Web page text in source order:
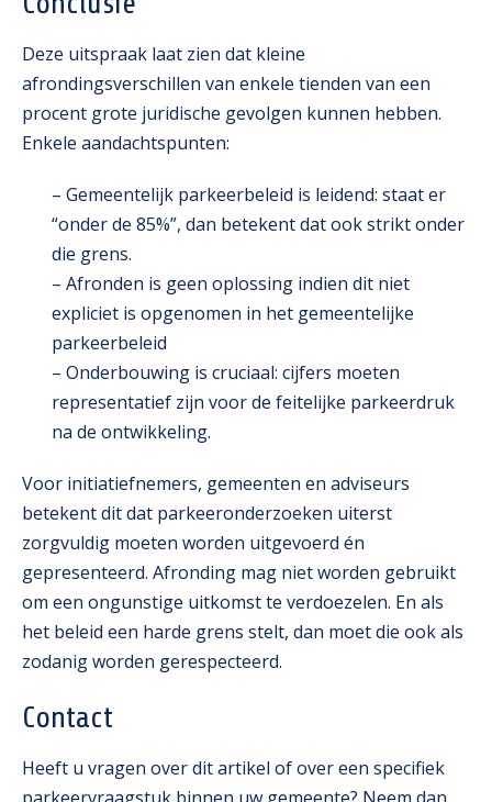
Deze uitspraak laat zien dat kleine
afrondingsverschillen van enkele tienden van een
procent grote juridische gevolgen kunnen hebben.
Enkele aandachtspunten:
– Gemeentelijk parkeerbeleid is leidend: staat er
“onder de 85%”, dan betekent dat ook strikt onder
die grens.
– Afronden is geen oplossing indien dit niet
expliciet is opgenomen in het gemeentelijke
parkeerbeleid
– Onderbouwing is cruciaal: cijfers moeten
representatief zijn voor de feitelijke parkeerdruk
na de ontwikkeling.
Voor initiatiefnemers, gemeenten en adviseurs
betekent dit dat parkeeronderzoeken uiterst
zorgvuldig moeten worden uitgevoerd én
gepresenteerd. Afronding mag niet worden gebruikt
om een ongunstige uitkomst te verdoezelen. En als
het beleid een harde grens stelt, dan moet die ook als
zodanig worden gerespecteerd.
Contact
Heeft u vragen over dit artikel of over een specifiek